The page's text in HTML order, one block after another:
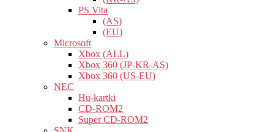
PS Vita
(AS)
(EU)
Microsoft
Xbox (ALL)
Xbox 360 (JP-KR-AS)
Xbox 360 (US-EU)
NEC
Hu-kartki
CD-ROM2
Super CD-ROM2